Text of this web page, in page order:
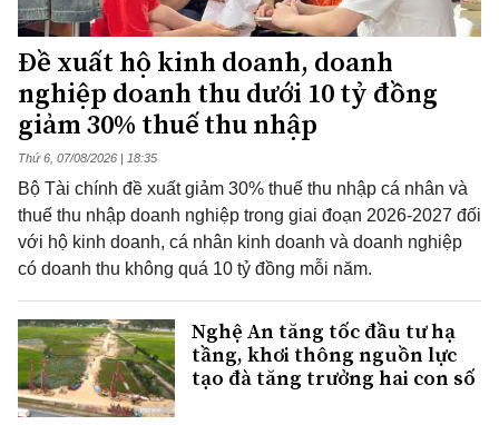
Đề xuất hộ kinh doanh, doanh
nghiệp doanh thu dưới 10 tỷ đồng
giảm 30% thuế thu nhập
Thứ 6, 07/08/2026 | 18:35
Bộ Tài chính đề xuất giảm 30% thuế thu nhập cá nhân và
thuế thu nhập doanh nghiệp trong giai đoạn 2026-2027 đối
với hộ kinh doanh, cá nhân kinh doanh và doanh nghiệp
có doanh thu không quá 10 tỷ đồng mỗi năm.
Nghệ An tăng tốc đầu tư hạ
tầng, khơi thông nguồn lực
tạo đà tăng trưởng hai con số